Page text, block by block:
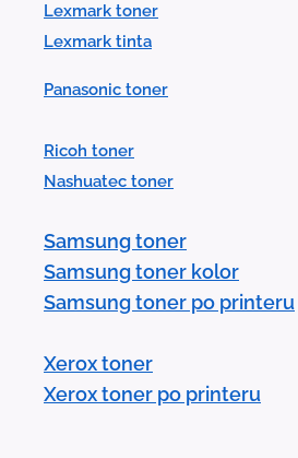
Lexmark toner
Lexmark tinta
Panasonic toner
Ricoh toner
Nashuatec toner
Samsung toner
Samsung toner kolor
Samsung toner po printeru
Xerox toner
Xerox toner po printeru